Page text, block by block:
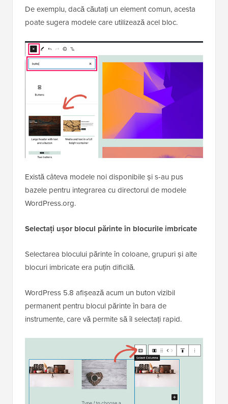
De exemplu, dacă căutați un element comun, acesta
poate sugera modele care utilizează acel bloc.
Există câteva modele noi disponibile și s-au pus
bazele pentru integrarea cu directorul de modele
WordPress.org.
Selectați ușor blocul părinte în blocurile imbricate
Selectarea blocului părinte în coloane, grupuri și alte
blocuri imbricate era puțin dificilă.
WordPress 5.8 afișează acum un buton vizibil
permanent pentru blocul părinte în bara de
instrumente, care vă permite să îl selectați rapid.